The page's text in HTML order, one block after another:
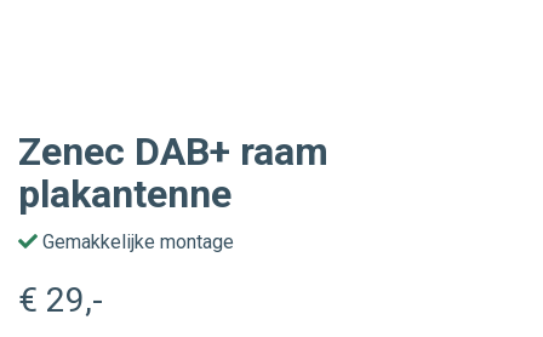
Zenec DAB+ raam
plakantenne
Gemakkelijke montage
€ 29,-